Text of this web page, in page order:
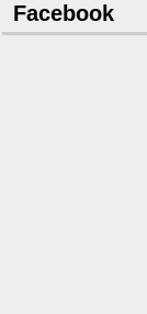
Facebook